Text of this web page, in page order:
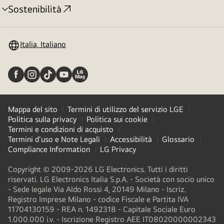
Sostenibilità
Attivazione
Italia, Italiano
Mappa del sito
Termini di utilizzo del servizio LGE
Politica sulla privacy
Politica sui cookie
Termini e condizioni di acquisto
Termini d'uso e Note Legali
Accessibilità
Glossario
Compliance Information
LG Privacy
Copyright © 2009-2026 LG Electronics. Tutti i diritti
riservati. LG Electronics Italia S.p.A. - Società con socio unico
- Sede legale Via Aldo Rossi 4, 20149 Milano - Iscriz.
Registro Imprese Milano - codice Fiscale e Partita IVA
11704130159 - REA n. 1492318 - Capitale Sociale Euro
1.000.000 i.v. - Iscrizione Registro AEE IT08020000002343​